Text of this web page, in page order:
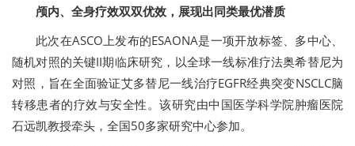
颅内、全身疗效双双优效，展现出同类最优潜质
此次在ASCO上发布的ESAONA是一项开放标签、多中心、
随机对照的关键II期临床研究，以全球一线标准疗法奥希替尼为
对照，旨在全面验证艾多替尼一线治疗EGFR经典突变NSCLC脑
转移患者的疗效与安全性。该研究由中国医学科学院肿瘤医院
石远凯教授牵头，全国50多家研究中心参加。